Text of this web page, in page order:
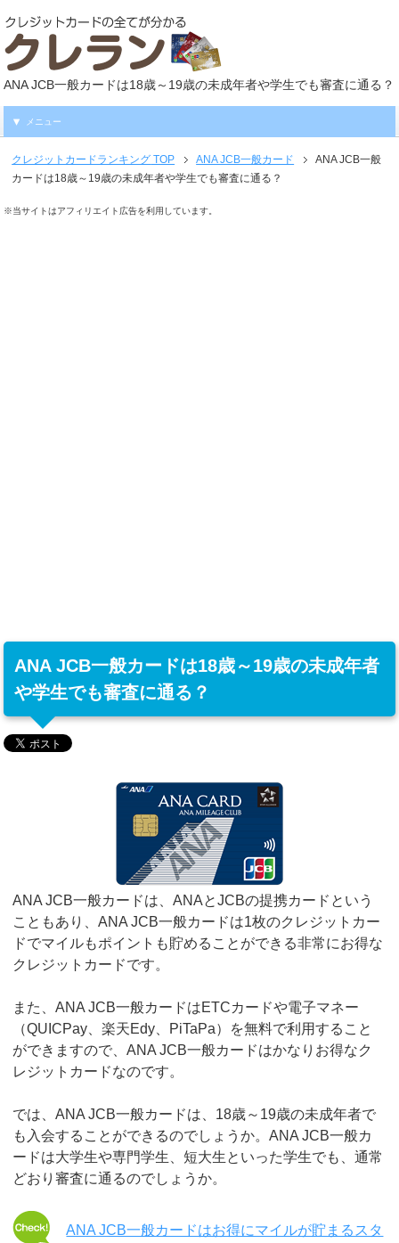
ANA JCB一般カードは18歳～19歳の未成年者や学生でも審査に通る？
メニュー
クレジットカードランキング TOP ANA JCB一般カード
ANA JCB一般
カードは18歳～19歳の未成年者や学生でも審査に通る？
※当サイトはアフィリエイト広告を利用しています。
ANA JCB一般カードは18歳～19歳の未成年者
や学生でも審査に通る？
ANA JCB一般カードは、ANAとJCBの提携カードという
こともあり、ANA JCB一般カードは1枚のクレジットカー
ドでマイルもポイントも貯めることができる非常にお得な
クレジットカードです。
また、ANA JCB一般カードはETCカードや電子マネー
（QUICPay、楽天Edy、PiTaPa）を無料で利用すること
ができますので、ANA JCB一般カードはかなりお得なク
レジットカードなのです。
では、ANA JCB一般カードは、18歳～19歳の未成年者で
も入会することができるのでしょうか。ANA JCB一般カ
ードは大学生や専門学生、短大生といった学生でも、通常
どおり審査に通るのでしょうか。
ANA JCB一般カードはお得にマイルが貯まるスタ